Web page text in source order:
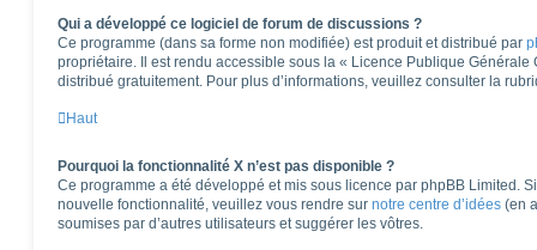
Qui a développé ce logiciel de forum de discussions ?
Ce programme (dans sa forme non modifiée) est produit et distribué par
propriétaire. Il est rendu accessible sous la « Licence Publique Générale
distribué gratuitement. Pour plus d’informations, veuillez consulter la
Haut
Pourquoi la fonctionnalité X n’est pas disponible ?
Ce programme a été développé et mis sous licence par phpBB Limited.
nouvelle fonctionnalité, veuillez vous rendre sur notre centre d’idées (en
soumises par d’autres utilisateurs et suggérer les vôtres.